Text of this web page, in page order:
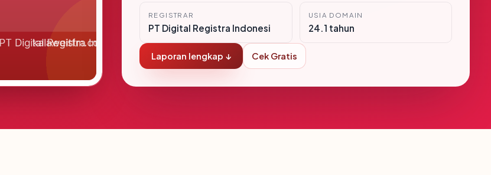
REGISTRAR
PT Digital Registra Indonesi
USIA DOMAIN
24.1 tahun
Laporan lengkap ↓ Cek Gratis